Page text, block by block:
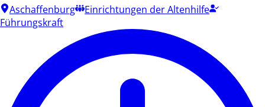
Aschaffenburg
Einrichtungen der Altenhilfe
Führungskraft